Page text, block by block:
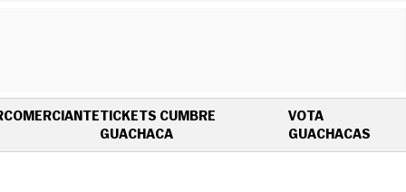
COMERCIANTETICKETS CUMBRE
GUACHACAOPENS IN NEW WINDOW
VOTA
GUACHACAS